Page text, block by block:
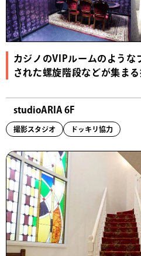
カジノのVIPルームのような
された螺旋階段などが集ま
studioARIA 6F
撮影スタジオ ドッキリ協力